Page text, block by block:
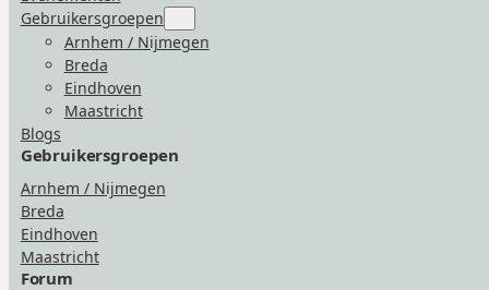
Gebruikersgroepen
for
“Gebruikersgroepen”
Arnhem / Nijmegen
Breda
Eindhoven
Maastricht
Blogs
Gebruikersgroepen
Arnhem / Nijmegen
Breda
Eindhoven
Maastricht
Forum